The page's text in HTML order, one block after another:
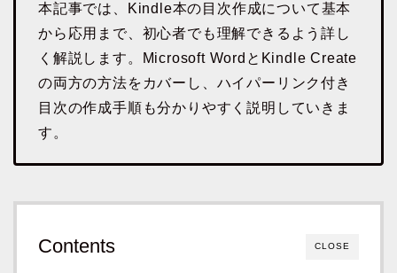
本記事では、Kindle本の目次作成について基本
から応用まで、初心者でも理解できるよう詳し
く解説します。Microsoft WordとKindle Create
の両方の方法をカバーし、ハイパーリンク付き
目次の作成手順も分かりやすく説明していきま
す。
CLOSE
Contents